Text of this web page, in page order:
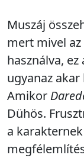
Muszáj
mert mivel
használva,
ugyanaz akar
Amikor
Dühös.
a